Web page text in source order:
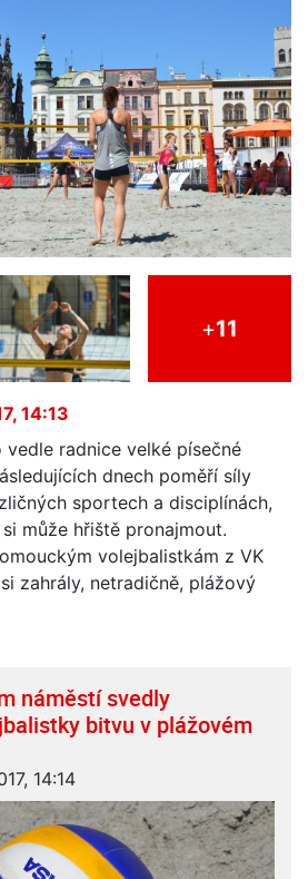
+11
14:13
vedle radnice velké písečné
dnech poměří síly
sportech a disciplínách,
může hřiště pronajmout.
volejbalistkám z VK
zahrály, netradičně, plážový
náměstí svedly
bitvu v plážovém
14:14